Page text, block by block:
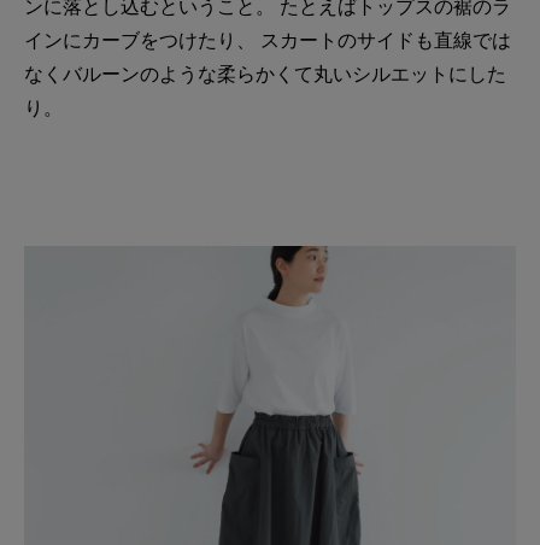
ンに落とし込むということ。 たとえばトップスの裾のラ
インにカーブをつけたり、 スカートのサイドも直線では
なくバルーンのような柔らかくて丸いシルエットにした
り。